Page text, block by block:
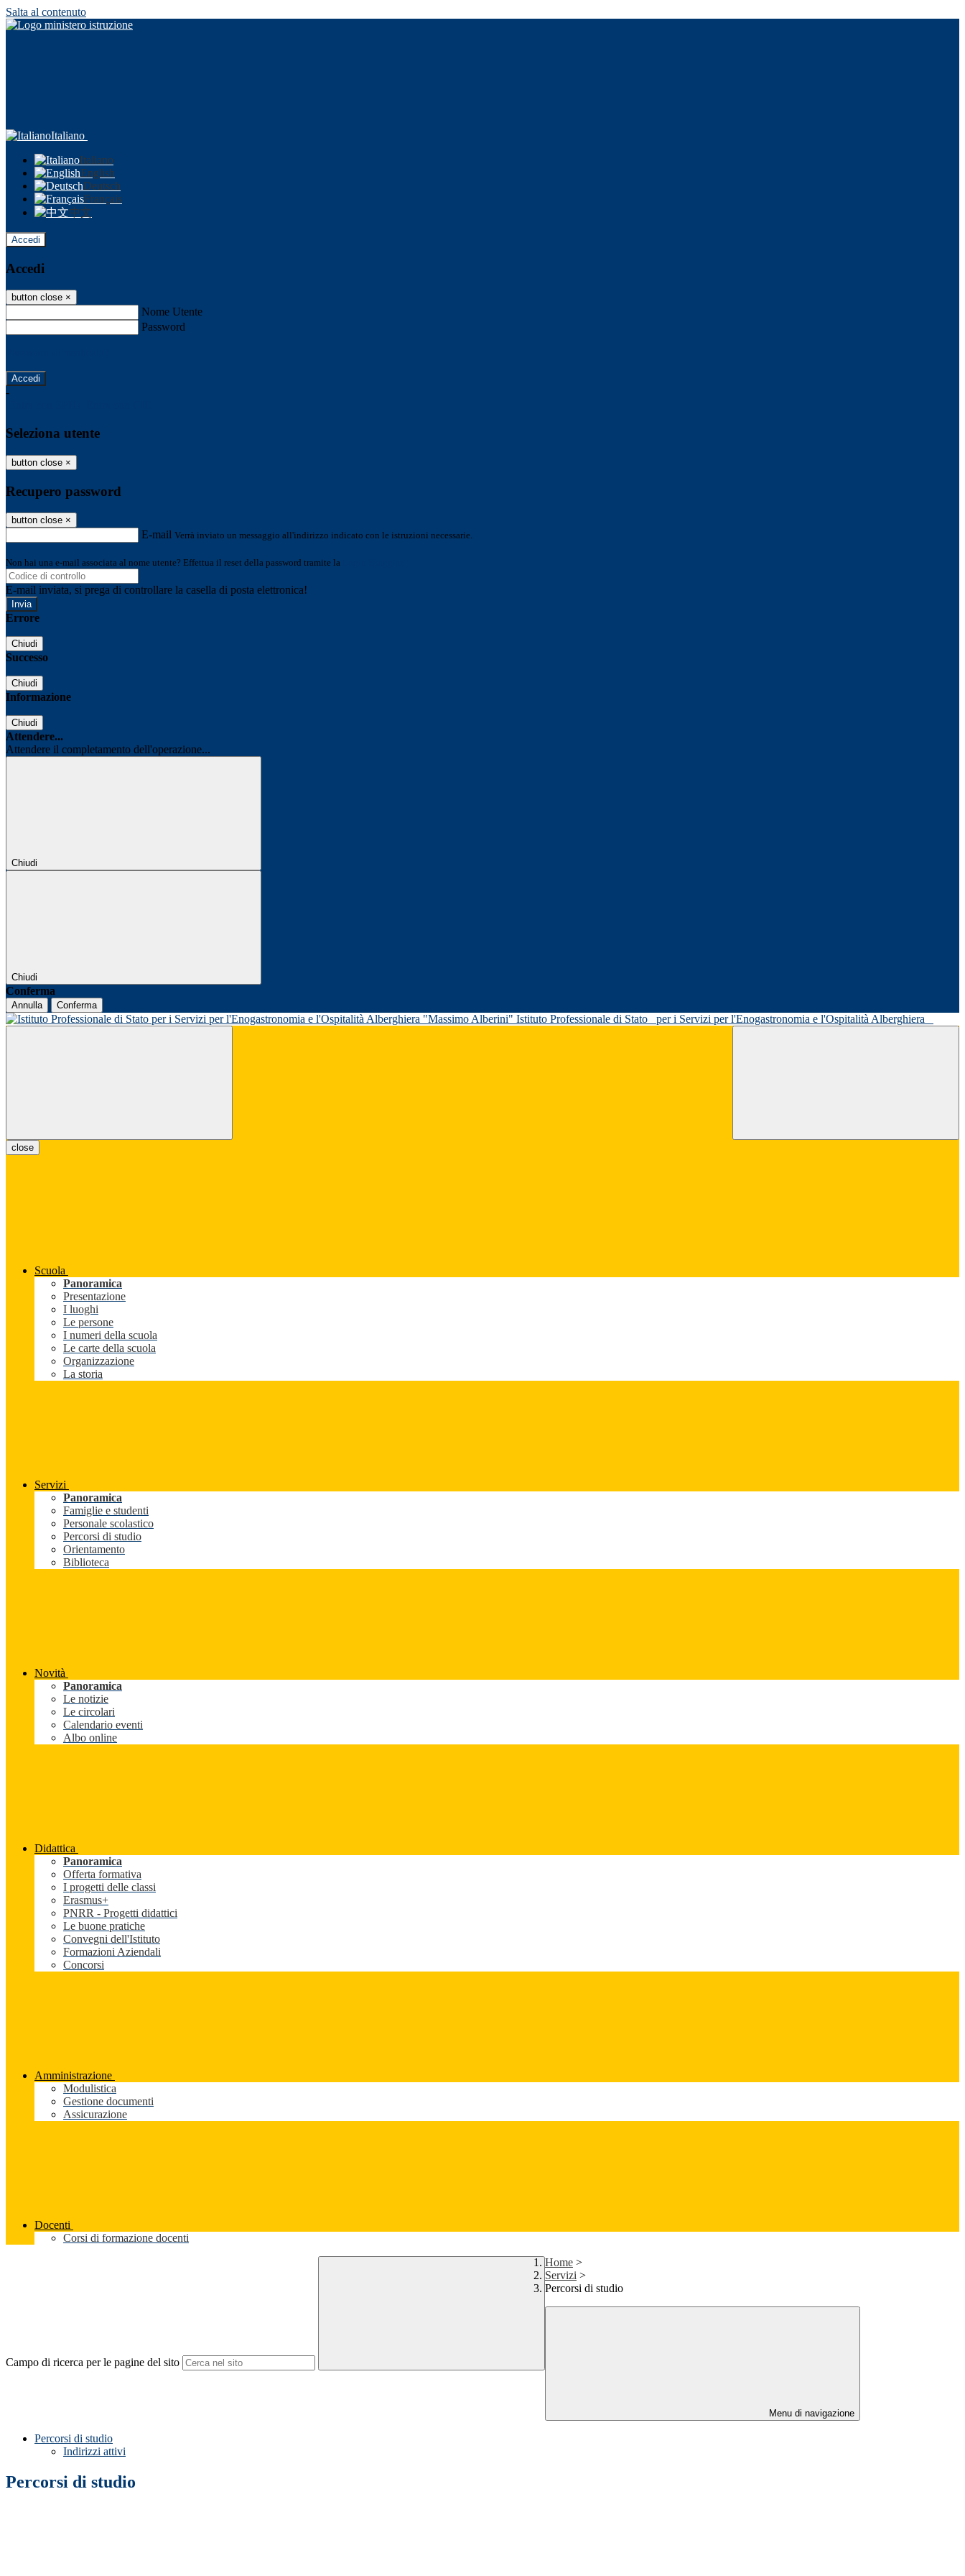
Salta al contenuto
Italiano
Italiano
English
Deutsch
Français
中文
Accedi
Accedi
button close ×
Nome Utente
Password
-
Seleziona utente
button close ×
Recupero password
button close ×
E-mail Verrà inviato un messaggio all'indirizzo indicato con le istruzioni necessarie.
Non hai una e-mail associata al nome utente? Effettua il reset della password tramite la
E-mail inviata, si prega di controllare la casella di posta elettronica!
Errore
Chiudi
Successo
Chiudi
Informazione
Chiudi
Attendere...
Attendere il completamento dell'operazione...
Chiudi
Chiudi
Conferma
Annulla Conferma
Istituto Professionale di Stato per i Servizi per l'Enogastronomia e l'Ospitalità Alberghiera
close
Scuola
Panoramica
Presentazione
I luoghi
Le persone
I numeri della scuola
Le carte della scuola
Organizzazione
La storia
Servizi
Panoramica
Famiglie e studenti
Personale scolastico
Percorsi di studio
Orientamento
Biblioteca
Novità
Panoramica
Le notizie
Le circolari
Calendario eventi
Albo online
Didattica
Panoramica
Offerta formativa
I progetti delle classi
Erasmus+
PNRR - Progetti didattici
Le buone pratiche
Convegni dell'Istituto
Formazioni Aziendali
Concorsi
Amministrazione
Modulistica
Gestione documenti
Assicurazione
Docenti
Corsi di formazione docenti
Campo di ricerca per le pagine del sito
Home >
Servizi >
Percorsi di studio
Menu di navigazione
Percorsi di studio
Indirizzi attivi
Percorsi di studio